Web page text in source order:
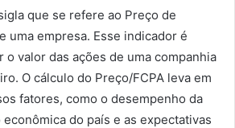
que se refere ao Preço de
uma empresa. Esse indicador é
o valor das ações de uma companhia
O cálculo do Preço/FCPA leva em
fatores, como o desempenho da
do país e as expectativas